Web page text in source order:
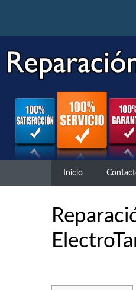
content
Inicio